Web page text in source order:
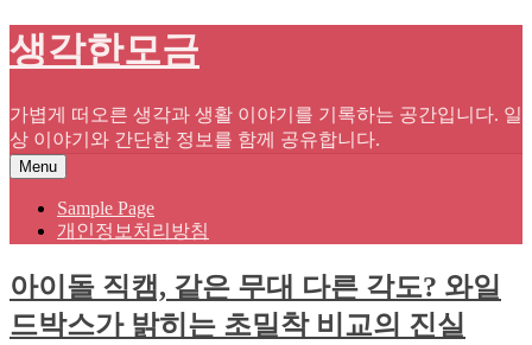
Skip
to
생각한모금
가볍게 떠오른 생각과 생활 이야기를 기록하는 공간입니다. 일
상 이야기와 간단한 정보를 함께 공유합니다.
Menu
Sample Page
개인정보처리방침
아이돌 직캠, 같은 무대 다른 각도? 와일
드박스가 밝히는 초밀착 비교의 진실